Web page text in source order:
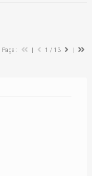
Page : 1 / 13